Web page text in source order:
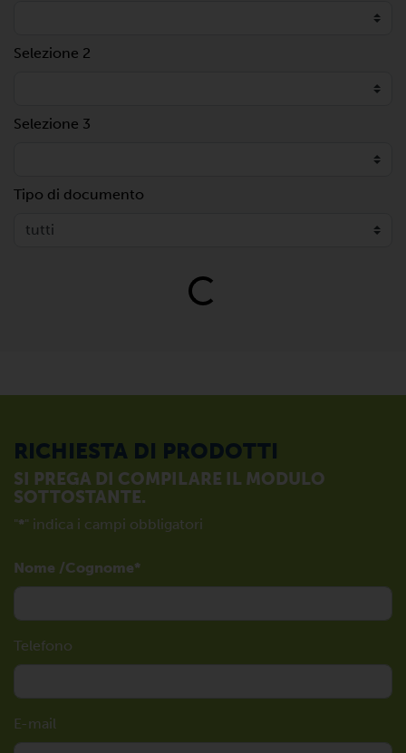
Selezione 2
Selezione 3
Tipo di documento
Loading...
RICHIESTA DI PRODOTTI
SI PREGA DI COMPILARE IL MODULO
SOTTOSTANTE.
"*" indica i campi obbligatori
Nome /Cognome
Telefono
E-mail